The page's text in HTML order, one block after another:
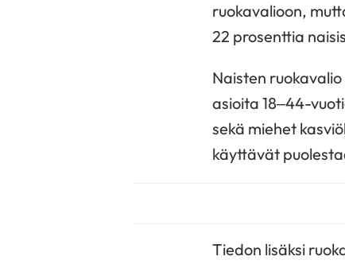
ruokavalioon,
22 prosenttia
Naisten
asioita 18‒44-
sekä miehet
käyttävät
Tiedon lisäksi